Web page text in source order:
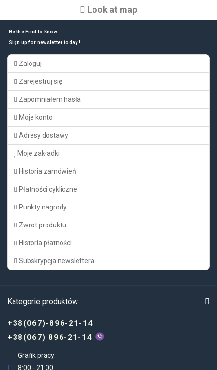
Look at map
Be the First to Know.
Sign up for newsletter today !
Zaloguj
Zarejestruj się
Zapomniałem hasła
Moje konto
Adresy dostawy
Moje zakładki
Historia zamówień
Płatności cykliczne
Punkty nagrody
Zwrot produktu
Historia płatności
Subskrypcja newslettera
Kategorie produktów
+38(067)-896-21-14
+38(067) 896-21-14
Grafik pracy:
8:00 - 21:00